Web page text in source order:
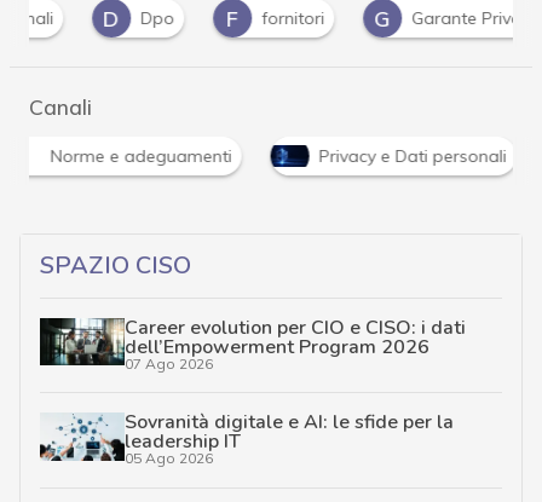
D
Dpo F fornitori G Garante Privacy
Canali
Norme e adeguamenti Privacy e Dati personali
SPAZIO CISO
Career evolution per CIO e CISO: i dati
dell’Empowerment Program 2026
07 Ago 2026
Sovranità digitale e AI: le sfide per la
leadership IT
05 Ago 2026